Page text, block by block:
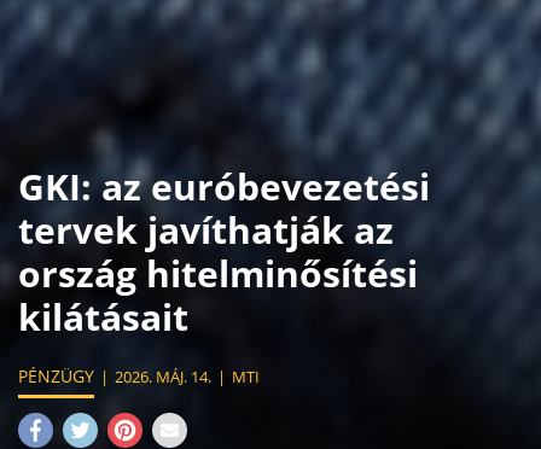
GKI: az euróbevezetési
tervek javíthatják az
ország hitelminősítési
kilátásait
PÉNZÜGY 2026. MÁJ. 14. MTI